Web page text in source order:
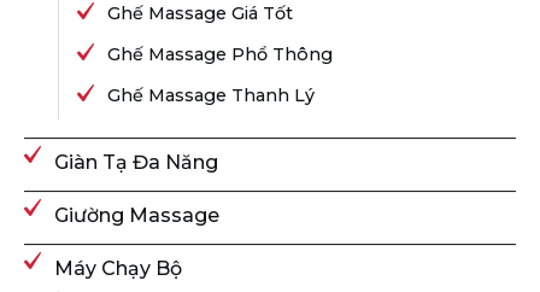
Ghế Massage Giá Tốt
Ghế Massage Phổ Thông
Ghế Massage Thanh Lý
Giàn Tạ Đa Năng
Giường Massage
Máy Chạy Bộ